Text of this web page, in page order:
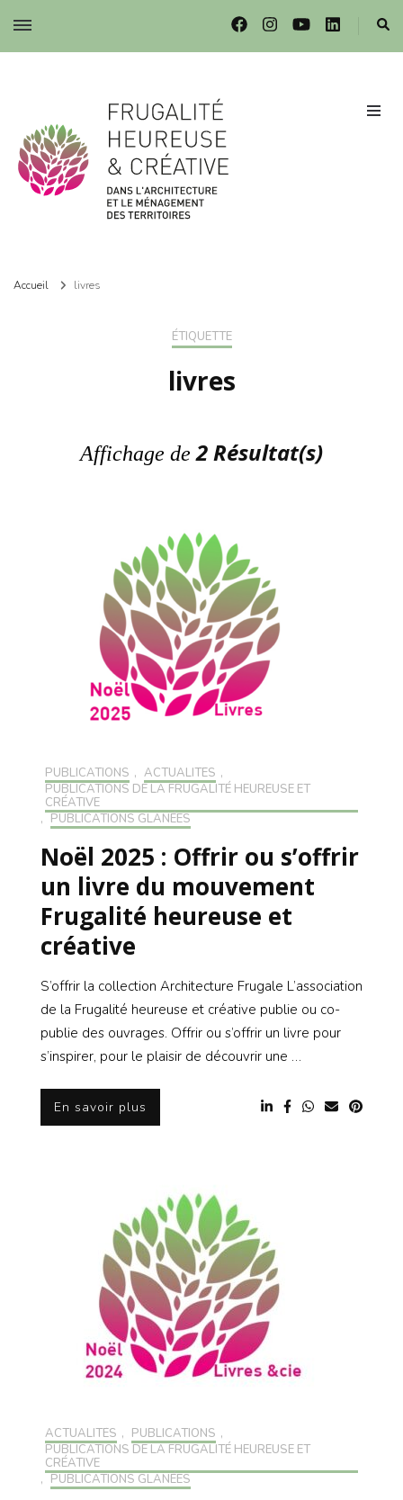
Frugalité dans l'architecture et le ménagement des territoires
Accueil livres
ÉTIQUETTE
livres
Affichage de2 Résultat(s)
PUBLICATIONS , ACTUALITÉS ,
PUBLICATIONS DE LA FRUGALITÉ HEUREUSE ET
CRÉATIVE
, PUBLICATIONS GLANÉES
Noël 2025 : Offrir ou s’offrir
un livre du mouvement
Frugalité heureuse et
créative
S’offrir la collection Architecture Frugale L’association
de la Frugalité heureuse et créative publie ou co-
publie des ouvrages. Offrir ou s’offrir un livre pour
s’inspirer, pour le plaisir de découvrir une …
En savoir plus
ACTUALITÉS , PUBLICATIONS ,
PUBLICATIONS DE LA FRUGALITÉ HEUREUSE ET
CRÉATIVE
, PUBLICATIONS GLANÉES